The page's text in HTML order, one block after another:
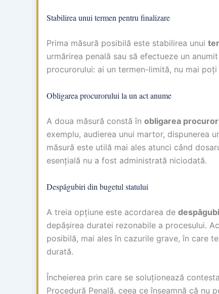
Stabilirea unui termen pentru finalizare
Prima măsură posibilă este stabilirea unui
urmărirea penală sau să efectueze un
procurorului: ai un termen-limită, nu mai
Obligarea procurorului la un act anume
A doua măsură constă în obligarea
exemplu, audierea unui martor, dispunerea
măsură este utilă mai ales atunci când
esențială nu a fost administrată niciodată.
Despăgubiri din bugetul statului
A treia opțiune este acordarea de
depășirea duratei rezonabile a procesului.
posibilă, mai ales în cazurile grave, în care
durată.
Încheierea prin care se soluționează
Procedură Penală, ceea ce înseamnă că